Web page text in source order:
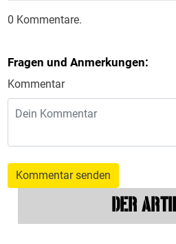
0 Kommentare.
Fragen und Anmerkungen:
Kommentar
Kommentar senden
DER